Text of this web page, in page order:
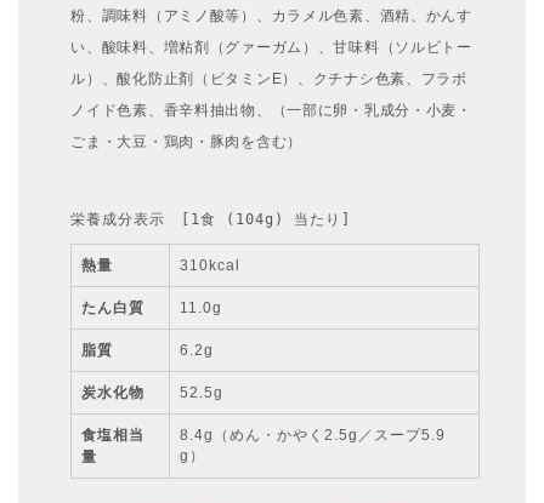
粉、調味料（アミノ酸等）、カラメル色素、酒精、かんす
い、酸味料、増粘剤（グァーガム）、甘味料（ソルビトー
ル）、酸化防止剤（ビタミンE）、クチナシ色素、フラボ
ノイド色素、香辛料抽出物、（一部に卵・乳成分・小麦・
ごま・大豆・鶏肉・豚肉を含む）
栄養成分表示　[1食 (104g) 当たり]
熱量 310kcal
たん白質 11.0g
脂質 6.2g
炭水化物 52.5g
食塩相当
量
8.4g（めん・かやく2.5g／スープ5.9
g）